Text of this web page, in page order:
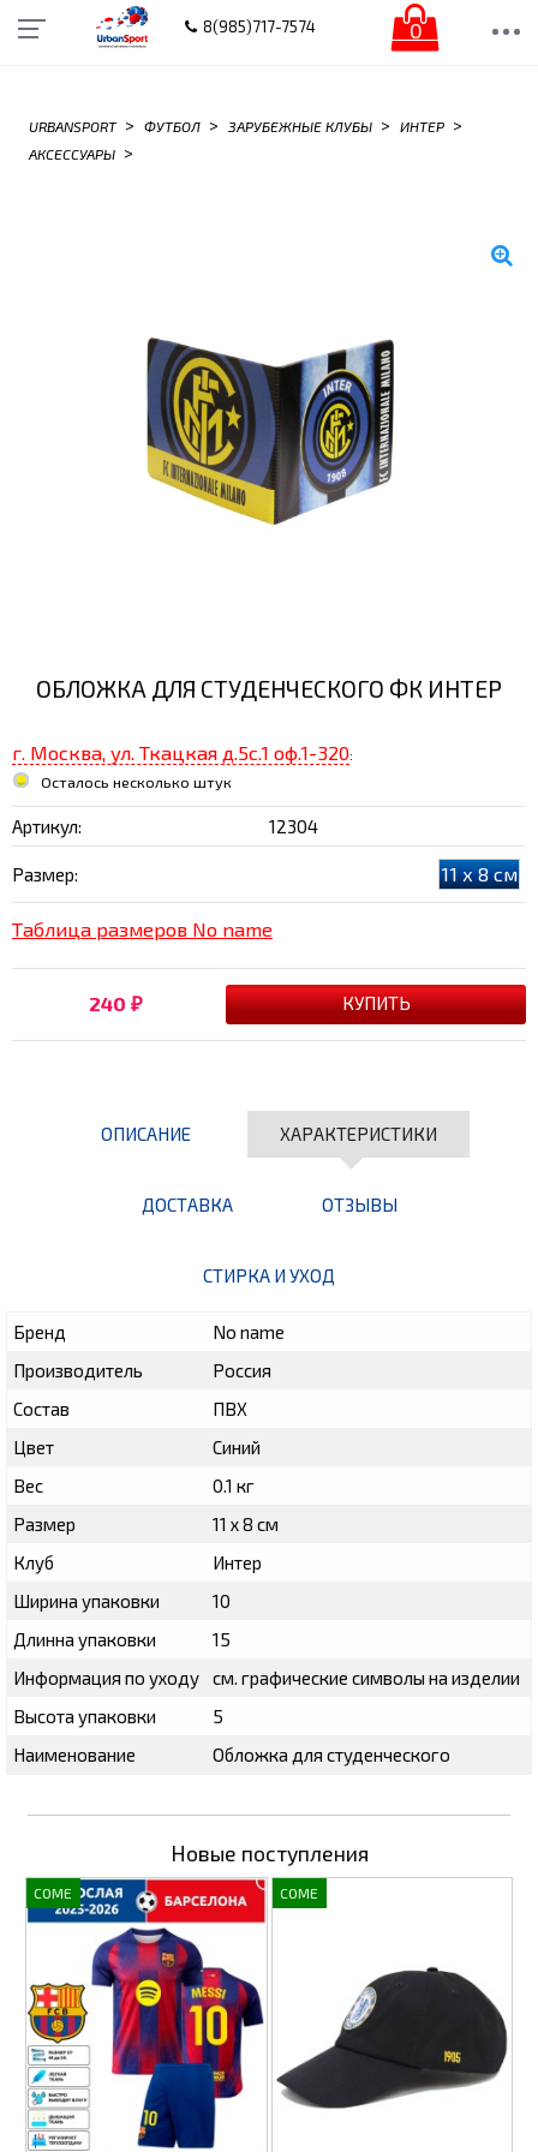
8(985)717-7574 0
URBANSPORT > ФУТБОЛ > ЗАРУБЕЖНЫЕ КЛУБЫ > ИНТЕР >
АКСЕССУАРЫ >
ОБЛОЖКА ДЛЯ СТУДЕНЧЕСКОГО ФК ИНТЕР
г. Москва, ул. Ткацкая д.5с.1 оф.1-320:
Осталось несколько штук
Артикул: 12304
Размер: 11 х 8 см
Таблица размеров No name
240₽
ОПИСАНИЕ ХАРАКТЕРИСТИКИ
ДОСТАВКА ОТЗЫВЫ
СТИРКА И УХОД
Бренд
No name
Производитель
Россия
Состав
ПВХ
Цвет
Синий
Вес
0.1 кг
Размер
11 х 8 см
Клуб
Интер
Ширина упаковки
10
Длинна упаковки
15
Информация по уходу
см. графические символы на изделии
Высота упаковки
5
Наименование
Обложка для студенческого
Новые поступления
COME COME